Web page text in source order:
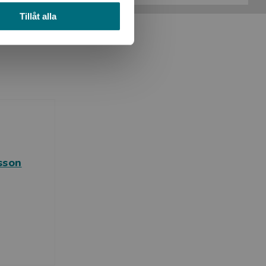
Tillåt alla